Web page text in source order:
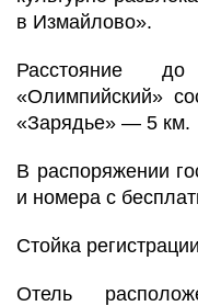
в Измайлово».
Расстояние до
«Олимпийский»
«Зарядье» — 5 км.
В распоряжении
и номера с
Стойка
Отель